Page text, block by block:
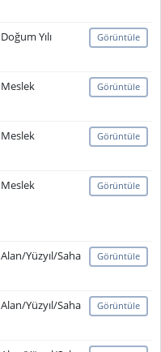
Doğum Yılı Görüntüle
Meslek Görüntüle
Meslek Görüntüle
Meslek Görüntüle
Alan/Yüzyıl/Saha Görüntüle
Alan/Yüzyıl/Saha Görüntüle